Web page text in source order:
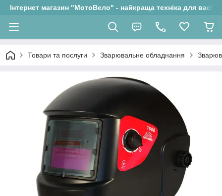
Інтернет магазин "МотоВело" - найкраща техніка для вас!
Товари та послуги Зварювальне обладнання